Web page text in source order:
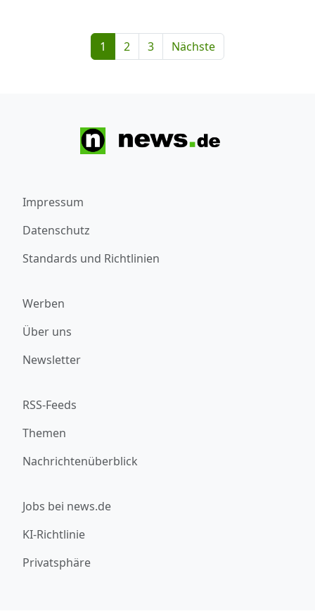
1 2 3 Nächste
Impressum
Datenschutz
Standards und Richtlinien
Werben
Über uns
Newsletter
RSS-Feeds
Themen
Nachrichtenüberblick
Jobs bei news.de
KI-Richtlinie
Privatsphäre